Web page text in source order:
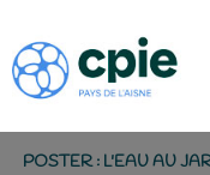
POSTER : L'EAU AU